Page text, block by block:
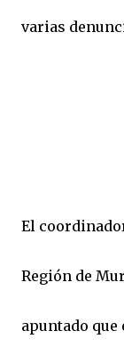
varias
El
Región de
apuntado que